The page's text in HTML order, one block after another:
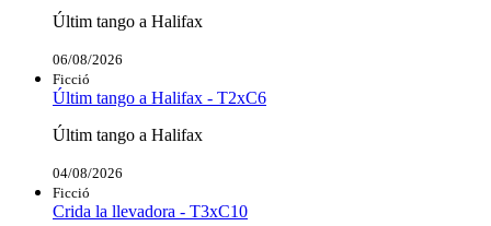
Últim tango a Halifax
06/08/2026
Ficció
Últim tango a Halifax - T2xC6
Últim tango a Halifax
04/08/2026
Ficció
Crida la llevadora - T3xC10